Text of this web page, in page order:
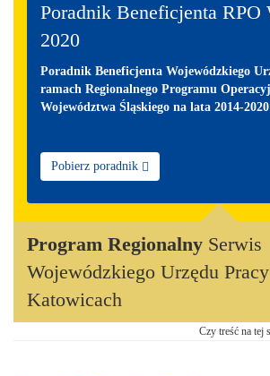
Poradnik Beneficjenta RPO
2020
Poradnik Beneficjenta Wojewódzkiego
ramach Regionalnego Programu
Województwa Śląskiego na lata 2014-2020
Pobierz poradnik
Program Regionalny Serwis
Wojewódzkiego Urzędu
Katowicach
Czy treść na tej